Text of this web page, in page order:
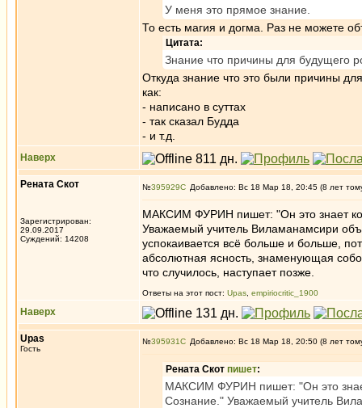
У меня это прямое знание.
То есть магия и догма. Раз не можете
Цитата:
Знание что причины для будущего
Откуда знание что это были причины
как:
- написано в суттах
- так сказал Будда
- и т.д.
Наверх
Рената Скот
Зарегистрирован:
29.09.2017
Суждений: 14208
№395929 Добавлено: Вс 18 Мар 18, 20:45 (8 лет
МАКСИМ ФУРИН пишет: "Он это знает
Уважаемый учитель Виламанамсири
успокаивается всё больше и больше,
абсолютная ясность, знаменующая
что случилось, наступает позже.
Ответы на этот пост: Upas empiriocritic_1900
Наверх
Upas
Гость
№395931 Добавлено: Вс 18 Мар 18, 20:50 (8 лет
Рената Скот пишет:
МАКСИМ ФУРИН пишет: "Он это
Сознание." Уважаемый учитель